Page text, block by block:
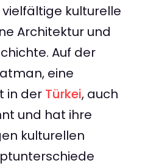
kulturelle
Architektur und
Auf der
eine
in der Türkei, auch
und hat ihre
kulturellen